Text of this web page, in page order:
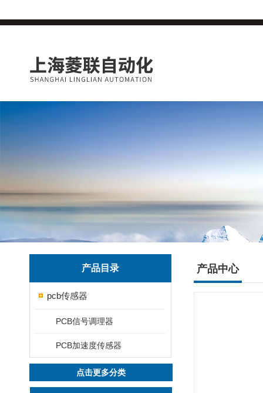
产品目录
pcb传感器
PCB信号调理器
PCB加速度传感器
点击更多分类
产品中心